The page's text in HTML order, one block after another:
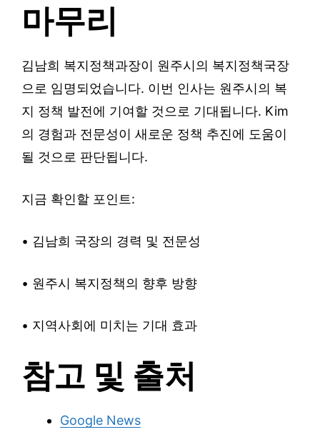
마무리
김남희 복지정책과장이 원주시의 복지정책국장
으로 임명되었습니다. 이번 인사는 원주시의 복
지 정책 발전에 기여할 것으로 기대됩니다. Kim
의 경험과 전문성이 새로운 정책 추진에 도움이
될 것으로 판단됩니다.
지금 확인할 포인트:
• 김남희 국장의 경력 및 전문성
• 원주시 복지정책의 향후 방향
• 지역사회에 미치는 기대 효과
참고 및 출처
Google News